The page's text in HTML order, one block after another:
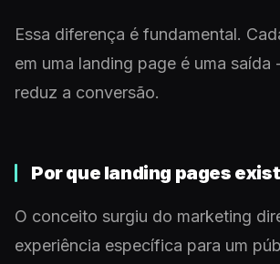
Essa diferença é fundamental.
em uma landing page é uma saída
reduz a conversão.
Por que landing pages
O conceito surgiu do marketing
experiência específica para um